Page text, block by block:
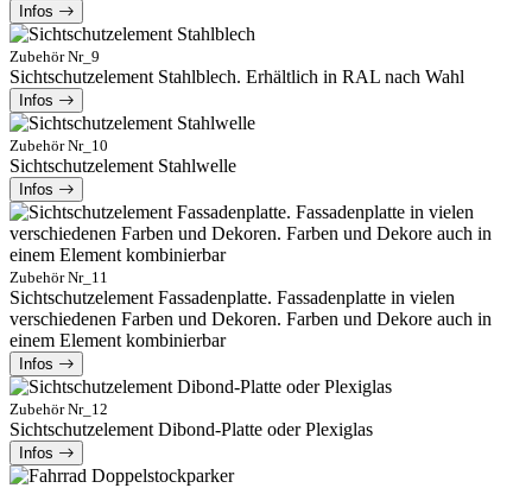
Infos
Zubehör Nr_9
Sichtschutzelement Stahlblech. Erhältlich in RAL nach Wahl
Infos
Zubehör Nr_10
Sichtschutzelement Stahlwelle
Infos
Zubehör Nr_11
Sichtschutzelement Fassadenplatte. Fassadenplatte in vielen
verschiedenen Farben und Dekoren. Farben und Dekore auch in
einem Element kombinierbar
Infos
Zubehör Nr_12
Sichtschutzelement Dibond-Platte oder Plexiglas
Infos